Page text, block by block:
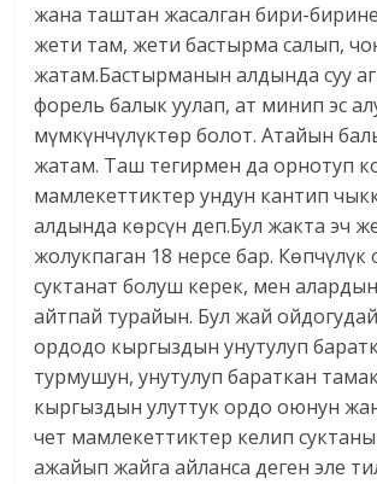
жана таштан жасалган бири-
жети там, жети бастырма салып,
жатам.Бастырманын алдында суу
форель балык уулап, ат минип эс
мүмкүнчүлүктөр болот. Атайын
жатам. Таш тегирмен да орнотуп
мамлекеттиктер ундун кантип
алдында көрсүн деп.Бул жакта эч
жолукпаган 18 нерсе бар. Көпчүлүк
суктанат болуш керек, мен
айтпай турайын. Бул жай
ордодо кыргыздын унутулуп
турмушун, унутулуп бараткан
кыргыздын улуттук ордо оюнун
чет мамлекеттиктер келип
ажайып жайга айланса деген эле